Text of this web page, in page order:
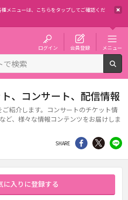
メニューは、
こちらをタップしてご確認くだ
ログイン 会員登録 メニュー
、コンサート、配信情報
紹介します。コンサートのチケット情
ど、様々な情報コンテンツをお届けしま
SHARE シェア Twitter
に入りに登録する